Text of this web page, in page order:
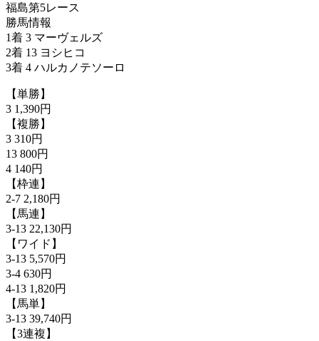
福島第5レース
勝馬情報
1着 3 マーヴェルズ
2着 13 ヨシヒコ
3着 4 ハルカノテソーロ
【単勝】
3 1,390円
【複勝】
3 310円
13 800円
4 140円
【枠連】
2-7 2,180円
【馬連】
3-13 22,130円
【ワイド】
3-13 5,570円
3-4 630円
4-13 1,820円
【馬単】
3-13 39,740円
【3連複】